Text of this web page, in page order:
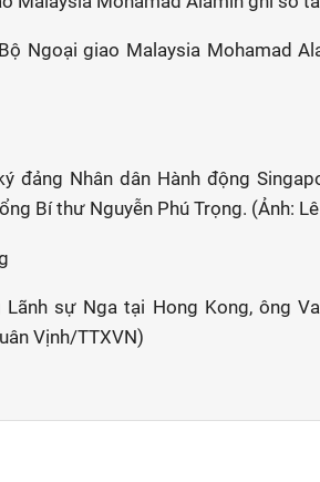
Ngoại giao Malaysia Mohamad
đảng Nhân dân Hành động
Bí thư Nguyễn Phú Trọng. (Ảnh:
sự Nga tại Hong Kong, ông
Vịnh/TTXVN)